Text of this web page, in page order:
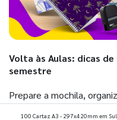
Volta às Aulas: dicas
semestre
Prepare a mochila,
que fazem toda
100 Cartaz A3 - 297x420mm em